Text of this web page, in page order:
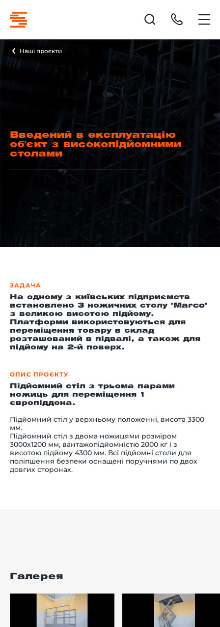
Наші проєкти
Введений в експлуатацію
об'єкт з високопідйомними
столами
ЗАДАЧА
На одному з київських підприємств
встановлено 3 ножичних столу "Marco"
з великою висотою підйому.
Платформи використовуються для
переміщення товару в склад
розташований в підвалі, а також для
підйому на 2-й поверх.
ОПИС ПРОЄКТУ
Підйомний стіл з трьома парами
ножиць для переміщення 1
європіддона.
Підйомний стіл у верхньому положенні, висота 3300
мм.
Підйомний стіл з двома ножицями розміром
3000х1200 мм, вантажопідйомністю 2000 кг і з
висотою підйому 4300 мм. Всі підйомні столи для
поліпшення безпеки оснащені поручнями по двох
довгих сторонах.
Галерея